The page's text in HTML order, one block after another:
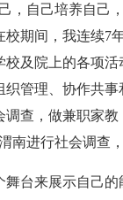
，自己培养自己
校期间，我连续7
校及院上的各项
织管理、协作共
调查，做兼职家
南进行社会调查
舞台来展示自己